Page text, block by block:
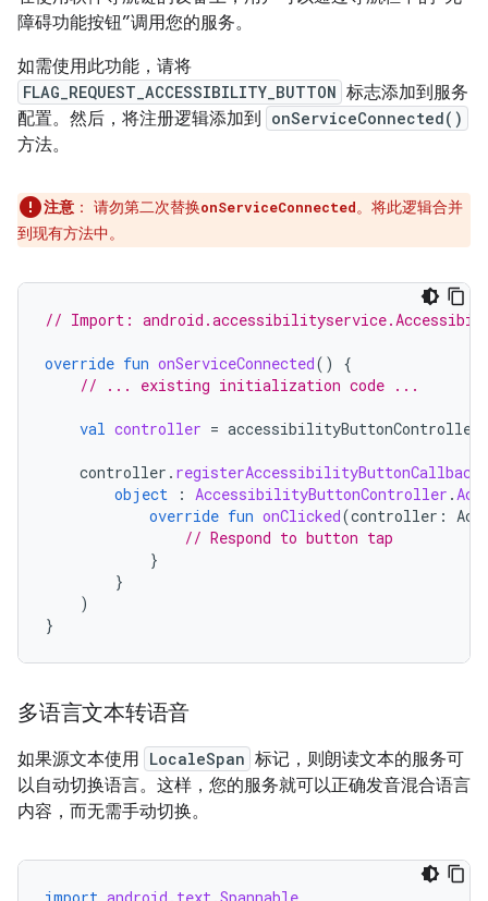
障碍功能按钮”调用您的服务。
如需使用此功能，请将
FLAG_REQUEST_ACCESSIBILITY_BUTTON 标志添加到服务
配置。然后，将注册逻辑添加到
onServiceConnected()
方法。
注意 ： 请勿第二次替换onServiceConnected。将此逻辑合并
到现有方法中。
// Import:
override fun onServiceConnected()
{
// ... existing initialization code ...
val controller = accessibilityButtonController
controller . registerAccessibilityButtonCallback
object
: AccessibilityButtonController .
override fun onClicked(controller :
// Respond to button tap
}
}
)
}
多语言文本转语音
如果源文本使用 LocaleSpan 标记，则朗读文本的服务可
以自动切换语言。这样，您的服务就可以正确发音混合语言
内容，而无需手动切换。